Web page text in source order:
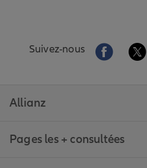
Suivez-nous Aller sur
Allianz
Pages les + consultées